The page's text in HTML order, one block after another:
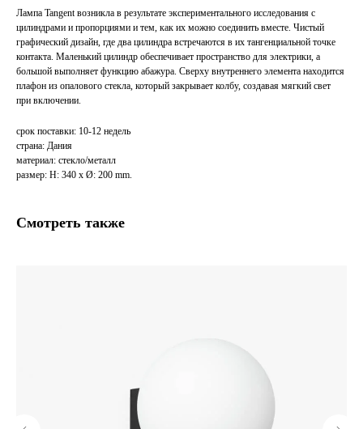
Лампа Tangent возникла в результате экспериментального исследования с
цилиндрами и пропорциями и тем, как их можно соединить вместе. Чистый
графический дизайн, где два цилиндра встречаются в их тангенциальной точке
контакта. Маленький цилиндр обеспечивает пространство для электрики, а
большой выполняет функцию абажура. Сверху внутреннего элемента находится
плафон из опалового стекла, который закрывает колбу, создавая мягкий свет
при включении.
срок поставки: 10-12 недель
страна: Дания
материал: стекло/металл
размер: H: 340 x Ø: 200 mm.
Смотреть также